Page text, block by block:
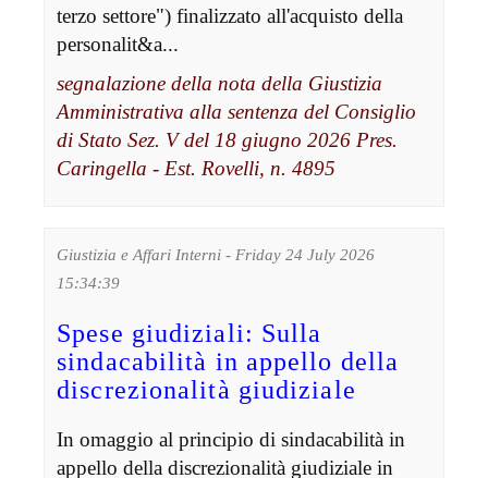
terzo settore") finalizzato all'acquisto della
personalit&a...
segnalazione della nota della Giustizia
Amministrativa alla sentenza del Consiglio
di Stato Sez. V del 18 giugno 2026 Pres.
Caringella - Est. Rovelli, n. 4895
Giustizia e Affari Interni - Friday 24 July 2026
15:34:39
Spese giudiziali: Sulla
sindacabilità in appello della
discrezionalità giudiziale
In omaggio al principio di sindacabilità in
appello della discrezionalità giudiziale in